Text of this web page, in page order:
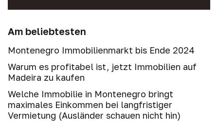
Am beliebtesten
Montenegro Immobilienmarkt bis Ende 2024
Warum es profitabel ist, jetzt Immobilien auf
Madeira zu kaufen
Welche Immobilie in Montenegro bringt
maximales Einkommen bei langfristiger
Vermietung (Ausländer schauen nicht hin)